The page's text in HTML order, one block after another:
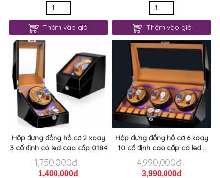
Thêm vào giỏ Thêm vào giỏ
Hộp đựng đồng hồ cơ 2 xoay
3 cố định có led cao cấp 0184
1,750,000đ
1,400,000đ
Hộp đựng đồng hồ cơ 6 xoay
10 cố định cao cấp có led...
4,990,000đ
3,990,000đ